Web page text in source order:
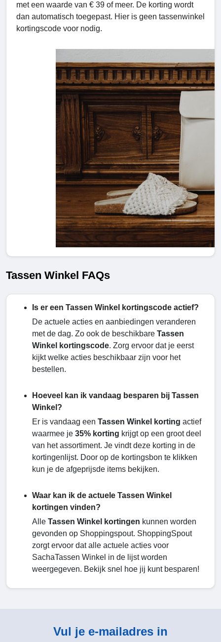
met een waarde van € 39 of meer. De korting wordt
dan automatisch toegepast. Hier is geen tassenwinkel
kortingscode voor nodig.
Tassen Winkel FAQs
Is er een Tassen Winkel kortingscode actief?
De actuele acties en aanbiedingen veranderen
met de dag. Zo ook de beschikbare Tassen
Winkel kortingscode. Zorg ervoor dat je eerst
kijkt welke acties beschikbaar zijn voor het
bestellen.
Hoeveel kan ik vandaag besparen bij Tassen
Winkel?
Er is vandaag een Tassen Winkel korting actief
waarmee je 35% korting krijgt op een groot deel
van het assortiment. Je vindt deze korting in de
kortingenlijst. Door op de kortingsbon te klikken
kun je de afgeprijsde items bekijken.
Waar kan ik de actuele Tassen Winkel
kortingen vinden?
Alle Tassen Winkel kortingen kunnen worden
gevonden op Shoppingspout. ShoppingSpout
zorgt ervoor dat alle actuele acties voor
SachaTassen Winkel in de lijst worden
weergegeven. Bekijk snel hoe jij kunt besparen!
Vul je e-mailadres in